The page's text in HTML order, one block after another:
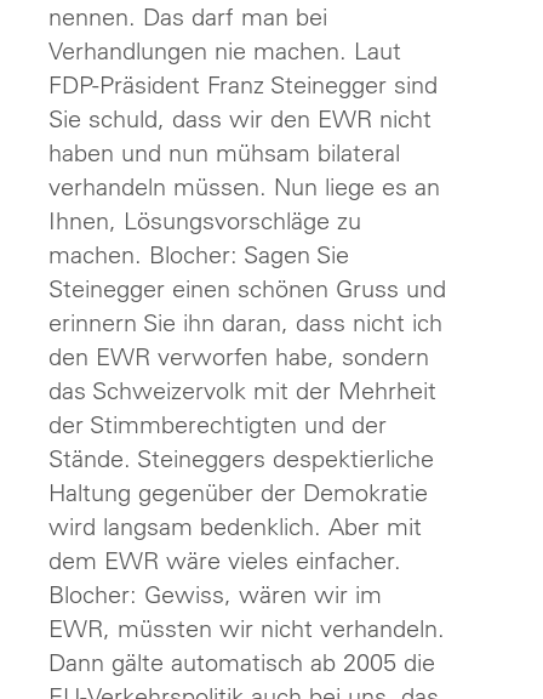
nennen. Das darf man bei
Verhandlungen nie machen. Laut
FDP-Präsident Franz Steinegger sind
Sie schuld, dass wir den EWR nicht
haben und nun mühsam bilateral
verhandeln müssen. Nun liege es an
Ihnen, Lösungsvorschläge zu
machen. Blocher: Sagen Sie
Steinegger einen schönen Gruss und
erinnern Sie ihn daran, dass nicht ich
den EWR verworfen habe, sondern
das Schweizervolk mit der Mehrheit
der Stimmberechtigten und der
Stände. Steineggers despektierliche
Haltung gegenüber der Demokratie
wird langsam bedenklich. Aber mit
dem EWR wäre vieles einfacher.
Blocher: Gewiss, wären wir im
EWR, müssten wir nicht verhandeln.
Dann gälte automatisch ab 2005 die